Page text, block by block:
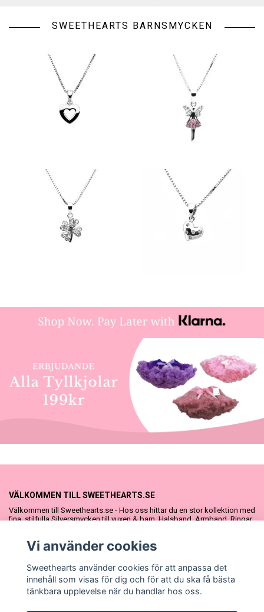
SWEETHEARTS BARNSMYCKEN
VÄLKOMMEN TILL SWEETHEARTS.SE
Välkommen till Sweethearts.se - Hos oss hittar du en stor kollektion med
fina, stilfulla Silversmycken till vuxen & barn. Halsband, Armband, Ringar
vår söta Sweethearts kolllektion med barnsmycken, tyllkjolar &
Vi använder cookies
Sweethearts använder cookies för att anpassa det
innehåll som visas för dig och för att du ska få bästa
tänkbara upplevelse när du handlar hos oss.